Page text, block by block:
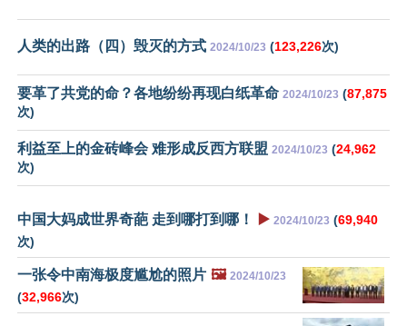
人类的出路（四）毁灭的方式 2024/10/23 (123,226次)
要革了共党的命？各地纷纷再现白纸革命 2024/10/23 (87,875
次)
利益至上的金砖峰会 难形成反西方联盟 2024/10/23 (24,962
次)
中国大妈成世界奇葩 走到哪打到哪！ ▶️ 2024/10/23 (69,940
次)
一张令中南海极度尴尬的照片 🖼️ 2024/10/23
(32,966次)